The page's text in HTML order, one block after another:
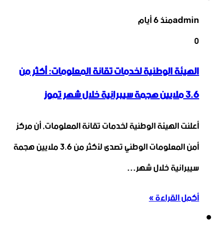
adminمنذ 6 أيام
0
الهيئة الوطنية لخدمات تقانة المعلومات: أكثر من
3.6 ‏ملايين هجمة سيبرانية خلال شهر تموز
أعلنت الهيئة الوطنية لخدمات تقانة المعلومات, أن مركز
أمن ‏المعلومات الوطني تصدى لأكثر من 3.6 ملايين هجمة
سيبرانية ‏خلال شهر…
أكمل القراءة »